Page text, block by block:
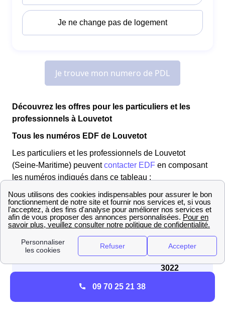
Découvrez les offres pour les particuliers et les
professionnels à Louvetot
Tous les numéros EDF de Louvetot
Les particuliers et les professionnels de Louvetot
(Seine-Maritime) peuventcontacter EDF en composant
les numéros indiqués dans ce tableau :
Profil client Numéro à contacter
📞 Particuliers
3404
du lundi au samedi de 8h00 à
20h00
3022
09 70 25 21 38